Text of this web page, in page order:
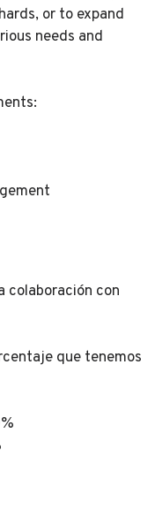
or to expand
needs and
colaboración con
que tenemos